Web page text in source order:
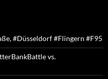
#Düsseldorf #Flingern #F95
vs.